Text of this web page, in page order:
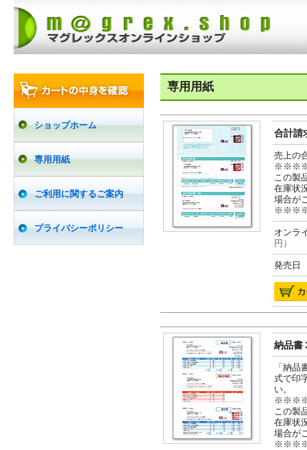
ショップホーム
専用用紙
ご利用に関するご案内
プライバシーポリシー
専用用紙
合計請
売上の
この製
在庫状
場合が
オン
円）
発売日
納品書
「納
式で印
い。
この製
在庫状
場合が